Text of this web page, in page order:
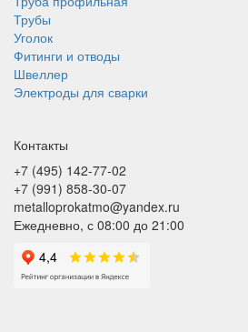
Трубы
Уголок
Фитинги и отводы
Швеллер
Электроды для сварки
Контакты
+7 (495) 142-77-02
+7 (991) 858-30-07
metalloprokatmo@yandex.ru
Ежедневно, с 08:00 до 21:00